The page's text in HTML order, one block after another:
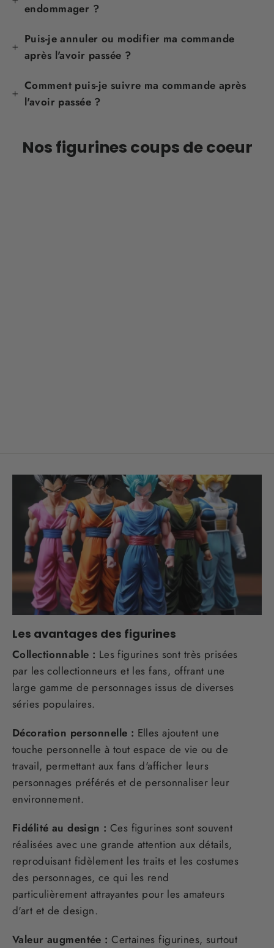
endommager ?
Puis-je annuler ou modifier ma commande
après l'avoir passée ?
Comment puis-je suivre ma commande après
l'avoir passée ?
Nos figurines coups de coeur
Les avantages des figurines
Collectionnable : Les figurines sont très prisées
par les collectionneurs et les fans, offrant une
large gamme de personnages issus de diverses
séries populaires.
Décoration personnelle : Elles ajoutent une
touche personnelle à tout espace de vie ou de
travail, permettant aux fans d'afficher leurs
personnages préférés et de personnaliser leur
environnement.
Fidélité au design : Ces figurines sont souvent
réalisées avec une grande attention aux détails,
reproduisant fidèlement les traits et les costumes
des personnages, ce qui les rend
particulièrement attrayantes pour les amateurs
d'art et de design.
Valeur augmentée : Certaines figurines, surtout